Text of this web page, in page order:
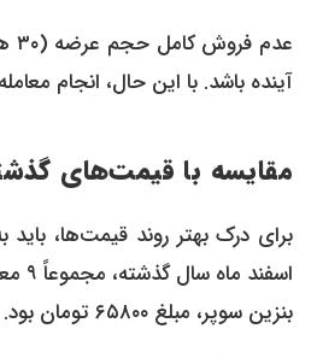
آینده باشد. با این حال، انجام معامله روی قیمت ۷۲۸۰۰ تومان، مبنای جدیدی را برای
مقایسه با قیمت‌های
بنزین سوپر، مبلغ ۶۵۸۰۰ تومان بود.